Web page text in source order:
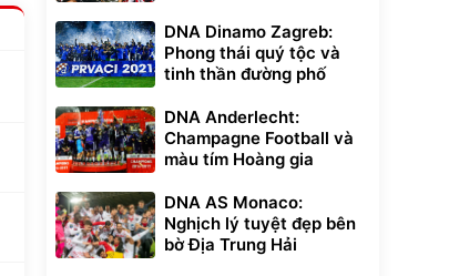
DNA Dinamo Zagreb:
Phong thái quý tộc và
tinh thần đường phố
DNA Anderlecht:
Champagne Football và
màu tím Hoàng gia
DNA AS Monaco:
Nghịch lý tuyệt đẹp bên
bờ Địa Trung Hải